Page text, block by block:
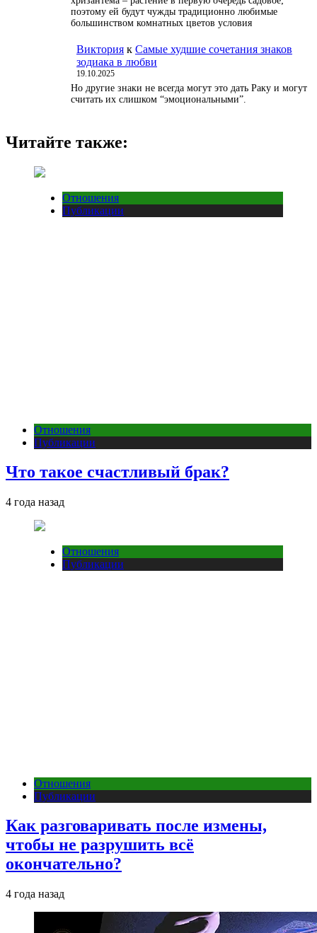
поэтому ей будут чужды традиционно любимые
большинством комнатных цветов условия
Виктория к Самые худшие сочетания знаков
зодиака в любви
19.10.2025
Но другие знаки не всегда могут это дать Раку и могут
считать их слишком “эмоциональными”.
Читайте также:
Отношения
Публикации
Отношения
Публикации
Что такое счастливый брак?
4 года назад
Отношения
Публикации
Отношения
Публикации
Как разговаривать после измены,
чтобы не разрушить всё
окончательно?
4 года назад